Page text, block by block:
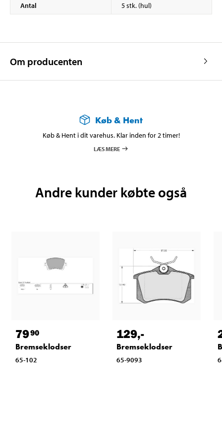
Antal 5 stk. (hul)
Om producenten
Køb & Hent
Køb & Hent i dit varehus. Klar inden for 2 timer!
LÆS MERE
Andre kunder købte også
7990
Bremseklodser
65-102
129,-
Bremseklodser
65-9093